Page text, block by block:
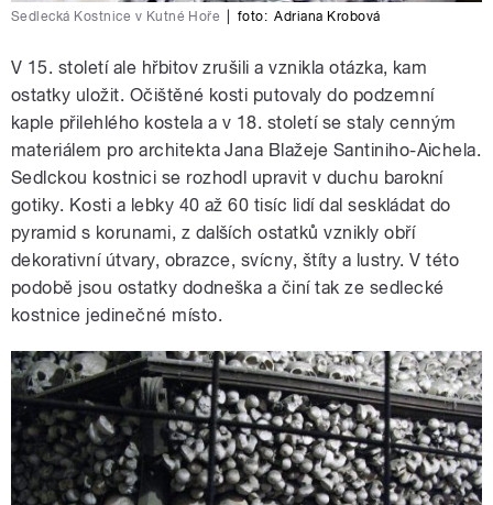
Sedlecká Kostnice v Kutné Hoře foto: Adriana Krobová
V 15. století ale hřbitov zrušili a vznikla otázka, kam
ostatky uložit. Očištěné kosti putovaly do podzemní
kaple přilehlého kostela a v 18. století se staly cenným
materiálem pro architekta Jana Blažeje Santiniho-Aichela.
Sedlckou kostnici se rozhodl upravit v duchu barokní
gotiky. Kosti a lebky 40 až 60 tisíc lidí dal seskládat do
pyramid s korunami, z dalších ostatků vznikly obří
dekorativní útvary, obrazce, svícny, štíty a lustry. V této
podobě jsou ostatky dodneška a činí tak ze sedlecké
kostnice jedinečné místo.